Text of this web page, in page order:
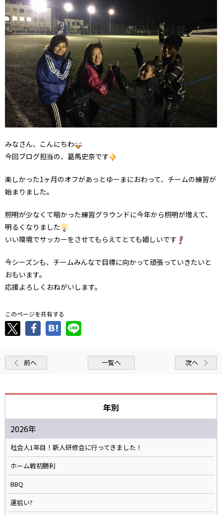
みなさん、こんにちわ
今回ブログ担当の、葛馬史奈です
楽しかった1ヶ月のオフがあっとゆーまにおわって、チームの練習が
始まりました。
照明が少なくて暗かった練習グラウンドに今年から照明が増えて、
明るくなりました
いい環境でサッカーをさせてもらえてとても嬉しいです
今シーズンも、チームみんなで目標に向かって頑張っていきたいと
おもいます。
応援よろしくおねがいします。
このページを共有する
前へ 一覧へ 次へ
年別
2026年
社会人1年目！新人研修会に行ってきました！
ホーム戦初勝利
BBQ
運拾い?